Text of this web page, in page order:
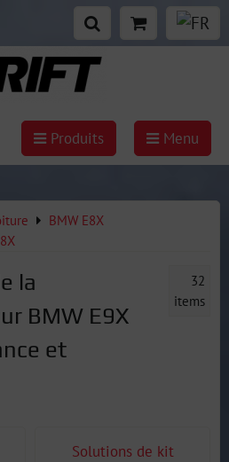
Produits Menu
BMW E8X
la
BMW E9X
et
32
items
Solutions de kit